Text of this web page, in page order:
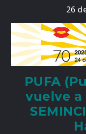
26
PUFA
vuelve